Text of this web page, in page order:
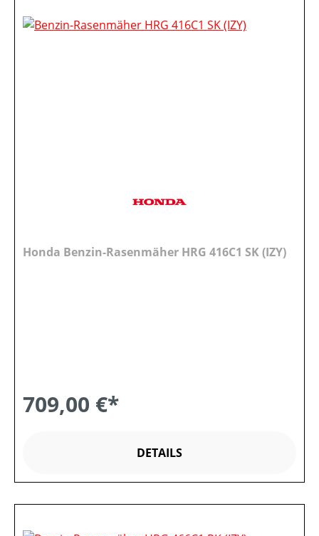
Honda Benzin-Rasenmäher HRG 416C1 SK (IZY)
709,00 €*
DETAILS